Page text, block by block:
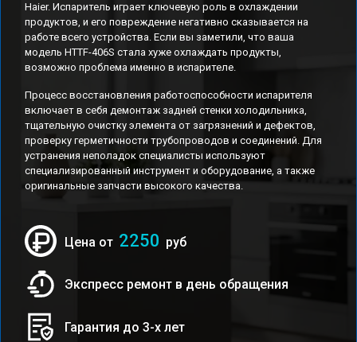
Haier. Испаритель играет ключевую роль в охлаждении
продуктов, и его повреждение негативно сказывается на
работе всего устройства. Если вы заметили, что ваша
модель HTTF-406S стала хуже охлаждать продукты,
возможно проблема именно в испарителе.
Процесс восстановления работоспособности испарителя
включает в себя демонтаж задней стенки холодильника,
тщательную очистку элемента от загрязнений и дефектов,
проверку герметичности трубопроводов и соединений. Для
устранения неполадок специалисты используют
специализированный инструмент и оборудование, а также
оригинальные запчасти высокого качества.
Цена от 2250 руб
Экспресс ремонт в день обращения
Гарантия до 3-х лет